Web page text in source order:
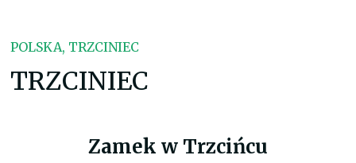
POLSKA, TRZCINIEC
TRZCINIEC
Zamek w Trzcińcu